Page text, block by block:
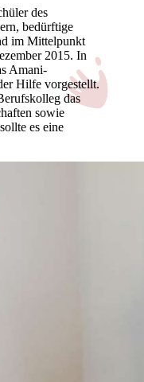
des
bedürftige
im Mittelpunkt
2015. In
Amani-
Hilfe vorgestellt.
das
sowie
es eine